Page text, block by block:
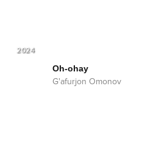
2024
Oh-ohay
G'afurjon Omonov